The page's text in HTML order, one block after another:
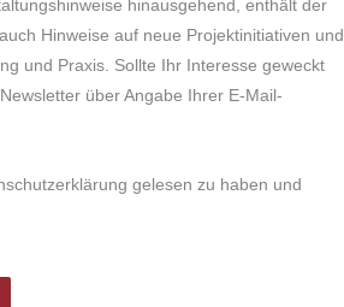
hinausgehend, enthält der
Hinweise auf neue Projektinitiativen und
und Praxis. Sollte Ihr Interesse geweckt
über Angabe Ihrer E-Mail-
gelesen zu haben und